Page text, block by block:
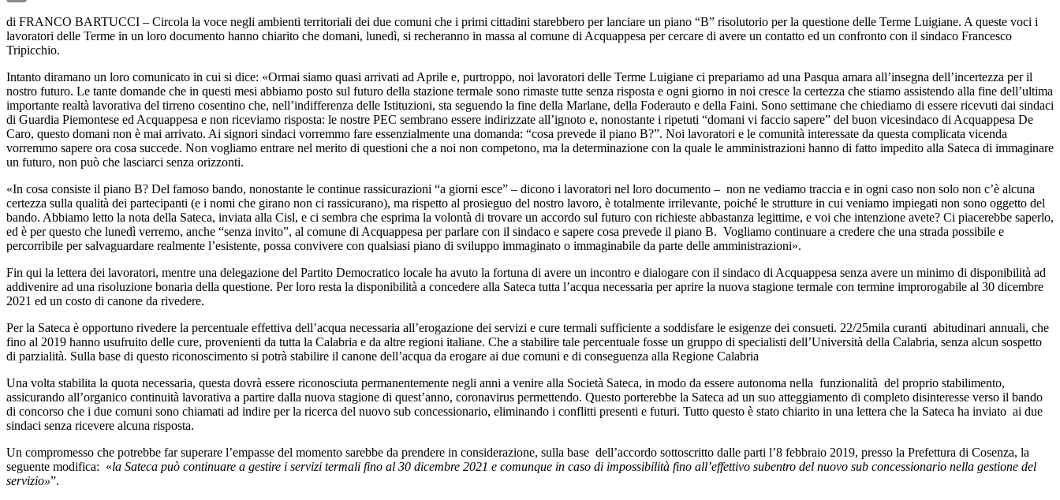
di FRANCO BARTUCCI – Circola la voce negli ambienti territoriali dei due comuni che i primi cittadini starebbero per lanciare un piano “B” risolutorio per la questione delle Terme Luigiane. A queste voci i
lavoratori delle Terme in un loro documento hanno chiarito che domani, lunedì, si recheranno in massa al comune di Acquappesa per cercare di avere un contatto ed un confronto con il sindaco Francesco
Tripicchio.
Intanto diramano un loro comunicato in cui si dice: «Ormai siamo quasi arrivati ad Aprile e, purtroppo, noi lavoratori delle Terme Luigiane ci prepariamo ad una Pasqua amara all’insegna dell’incertezza per il
nostro futuro. Le tante domande che in questi mesi abbiamo posto sul futuro della stazione termale sono rimaste tutte senza risposta e ogni giorno in noi cresce la certezza che stiamo assistendo alla fine dell’ultima
importante realtà lavorativa del tirreno cosentino che, nell’indifferenza delle Istituzioni, sta seguendo la fine della Marlane, della Foderauto e della Faini. Sono settimane che chiediamo di essere ricevuti dai sindaci
di Guardia Piemontese ed Acquappesa e non riceviamo risposta: le nostre PEC sembrano essere indirizzate all’ignoto e, nonostante i ripetuti “domani vi faccio sapere” del buon vicesindaco di Acquappesa De
Caro, questo domani non è mai arrivato. Ai signori sindaci vorremmo fare essenzialmente una domanda: “cosa prevede il piano B?”. Noi lavoratori e le comunità interessate da questa complicata vicenda
vorremmo sapere ora cosa succede. Non vogliamo entrare nel merito di questioni che a noi non competono, ma la determinazione con la quale le amministrazioni hanno di fatto impedito alla Sateca di immaginare
un futuro, non può che lasciarci senza orizzonti.
«In cosa consiste il piano B? Del famoso bando, nonostante le continue rassicurazioni “a giorni esce” – dicono i lavoratori nel loro documento – non ne vediamo traccia e in ogni caso non solo non c’è alcuna
certezza sulla qualità dei partecipanti (e i nomi che girano non ci rassicurano), ma rispetto al prosieguo del nostro lavoro, è totalmente irrilevante, poiché le strutture in cui veniamo impiegati non sono oggetto del
bando. Abbiamo letto la nota della Sateca, inviata alla Cisl, e ci sembra che esprima la volontà di trovare un accordo sul futuro con richieste abbastanza legittime, e voi che intenzione avete? Ci piacerebbe saperlo,
ed è per questo che lunedì verremo, anche “senza invito”, al comune di Acquappesa per parlare con il sindaco e sapere cosa prevede il piano B. Vogliamo continuare a credere che una strada possibile e
percorribile per salvaguardare realmente l’esistente, possa convivere con qualsiasi piano di sviluppo immaginato o immaginabile da parte delle amministrazioni».
Fin qui la lettera dei lavoratori, mentre una delegazione del Partito Democratico locale ha avuto la fortuna di avere un incontro e dialogare con il sindaco di Acquappesa senza avere un minimo di disponibilità ad
addivenire ad una risoluzione bonaria della questione. Per loro resta la disponibilità a concedere alla Sateca tutta l’acqua necessaria per aprire la nuova stagione termale con termine improrogabile al 30 dicembre
2021 ed un costo di canone da rivedere.
Per la Sateca è opportuno rivedere la percentuale effettiva dell’acqua necessaria all’erogazione dei servizi e cure termali sufficiente a soddisfare le esigenze dei consueti. 22/25mila curanti abitudinari annuali, che
fino al 2019 hanno usufruito delle cure, provenienti da tutta la Calabria e da altre regioni italiane. Che a stabilire tale percentuale fosse un gruppo di specialisti dell’Università della Calabria, senza alcun sospetto
di parzialità. Sulla base di questo riconoscimento si potrà stabilire il canone dell’acqua da erogare ai due comuni e di conseguenza alla Regione Calabria
Una volta stabilita la quota necessaria, questa dovrà essere riconosciuta permanentemente negli anni a venire alla Società Sateca, in modo da essere autonoma nella funzionalità del proprio stabilimento,
assicurando all’organico continuità lavorativa a partire dalla nuova stagione di quest’anno, coronavirus permettendo. Questo porterebbe la Sateca ad un suo atteggiamento di completo disinteresse verso il bando
di concorso che i due comuni sono chiamati ad indire per la ricerca del nuovo sub concessionario, eliminando i conflitti presenti e futuri. Tutto questo è stato chiarito in una lettera che la Sateca ha inviato ai due
sindaci senza ricevere alcuna risposta.
Un compromesso che potrebbe far superare l’empasse del momento sarebbe da prendere in considerazione, sulla base dell’accordo sottoscritto dalle parti l’8 febbraio 2019, presso la Prefettura di Cosenza, la
seguente modifica: «la Sateca può continuare a gestire i servizi termali fino al 30 dicembre 2021 e comunque in caso di impossibilità fino all’effettivo subentro del nuovo sub concessionario nella gestione del
servizio»”.